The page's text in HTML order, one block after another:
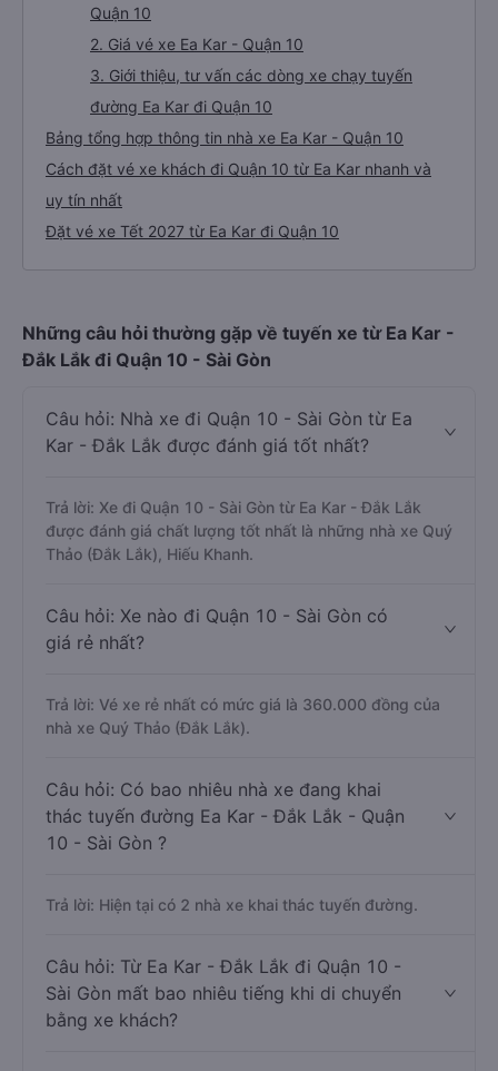
Quận 10
2. Giá vé xe Ea Kar - Quận 10
3. Giới thiệu, tư vấn các dòng xe chạy tuyến
đường Ea Kar đi Quận 10
Bảng tổng hợp thông tin nhà xe Ea Kar - Quận 10
Cách đặt vé xe khách đi Quận 10 từ Ea Kar nhanh và
uy tín nhất
Đặt vé xe Tết 2027 từ Ea Kar đi Quận 10
Những câu hỏi thường gặp về tuyến xe từ Ea Kar -
Đắk Lắk đi Quận 10 - Sài Gòn
Câu hỏi: Nhà xe đi Quận 10 - Sài Gòn từ Ea
Kar - Đắk Lắk được đánh giá tốt nhất?
Trả lời: Xe đi Quận 10 - Sài Gòn từ Ea Kar - Đắk Lắk
được đánh giá chất lượng tốt nhất là những nhà xe Quý
Thảo (Đắk Lắk), Hiếu Khanh.
Câu hỏi: Xe nào đi Quận 10 - Sài Gòn có
giá rẻ nhất?
Trả lời: Vé xe rẻ nhất có mức giá là 360.000 đồng của
nhà xe Quý Thảo (Đắk Lắk).
Câu hỏi: Có bao nhiêu nhà xe đang khai
thác tuyến đường Ea Kar - Đắk Lắk - Quận
10 - Sài Gòn ?
Trả lời: Hiện tại có 2 nhà xe khai thác tuyến đường.
Câu hỏi: Từ Ea Kar - Đắk Lắk đi Quận 10 -
Sài Gòn mất bao nhiêu tiếng khi di chuyển
bằng xe khách?